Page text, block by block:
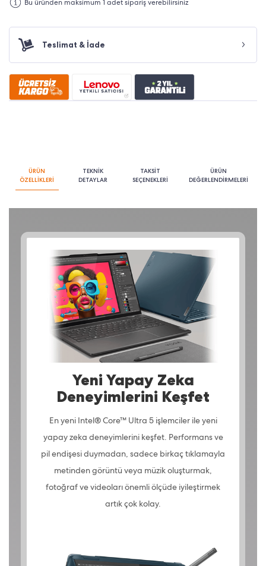
Bu üründen maksimum 1 adet sipariş verebilirsiniz
Teslimat & İade
ÜRÜN
ÖZELLİKLERİ
TEKNİK
DETAYLAR
TAKSİT
SEÇENEKLERİ
ÜRÜN
DEĞERLENDİRMELERİ
Yeni Yapay Zeka
Deneyimlerini Keşfet
En yeni Intel® Core™ Ultra 5 işlemciler ile yeni
yapay zeka deneyimlerini keşfet. Performans ve
pil endişesi duymadan, sadece birkaç tıklamayla
metinden görüntü veya müzik oluşturmak,
fotoğraf ve videoları önemli ölçüde iyileştirmek
artık çok kolay.